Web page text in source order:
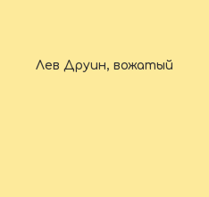
Лев Друин, вожатый